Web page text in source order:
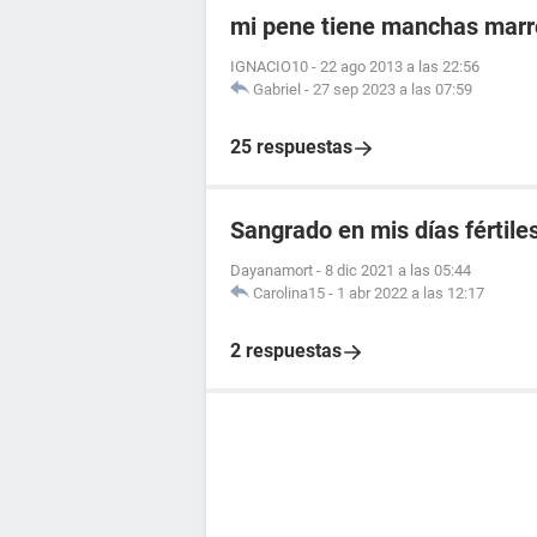
mi pene tiene manchas
IGNACIO10 - 22 ago 2013 a las 22:56
Gabriel - 27 sep 2023 a las 07:59
25 respuestas
Sangrado en mis días
Dayanamort - 8 dic 2021 a las 05:44
Carolina15 - 1 abr 2022 a las 12:17
2 respuestas